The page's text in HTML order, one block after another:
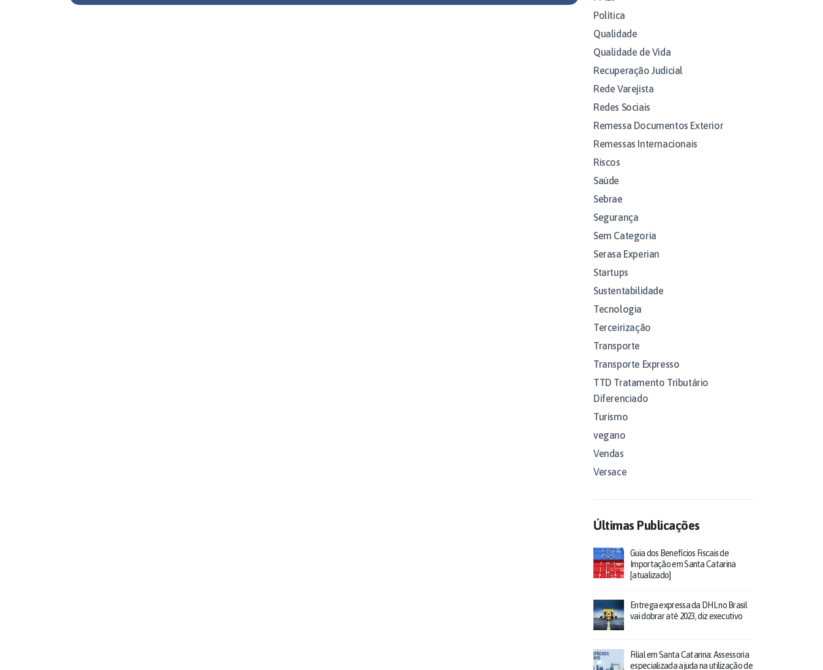
Política
Qualidade
Qualidade de Vida
Recuperação Judicial
Rede Varejista
Redes Sociais
Remessa Documentos Exterior
Remessas Internacionais
Riscos
Saúde
Sebrae
Segurança
Sem Categoria
Serasa Experian
Startups
Sustentabilidade
Tecnologia
Terceirização
Transporte
Transporte Expresso
TTD Tratamento Tributário
Diferenciado
Turismo
vegano
Vendas
Versace
Últimas Publicações
Guia dos Benefícios Fiscais de
Importação em Santa Catarina
[atualizado]
Entrega expressa da DHL no Brasil
vai dobrar até 2023, diz executivo
Filial em Santa Catarina: Assessoria
especializada ajuda na utilização de